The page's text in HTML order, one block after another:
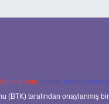
Teams:
(BTK) tarafından